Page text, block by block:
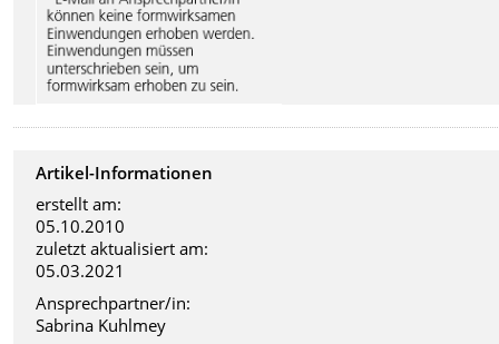
Artikel-Informationen
erstellt am:
05.10.2010
zuletzt aktualisiert am:
05.03.2021
Ansprechpartner/in:
Sabrina Kuhlmey